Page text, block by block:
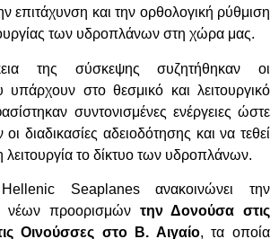
επιτάχυνση και την ορθολογική ρύθμιση
των υδροπλάνων στη χώρα μας.
της σύσκεψης συζητήθηκαν οι
υπάρχουν στο θεσμικό και λειτουργικό
συντονισμένες ενέργειες ώστε
διαδικασίες αδειοδότησης και να τεθεί
το δίκτυο των υδροπλάνων.
Seaplanes ανακοινώνει την
νέων προορισμών την Δονούσα στις
Οινούσσες στο Β. Αιγαίο, τα οποία